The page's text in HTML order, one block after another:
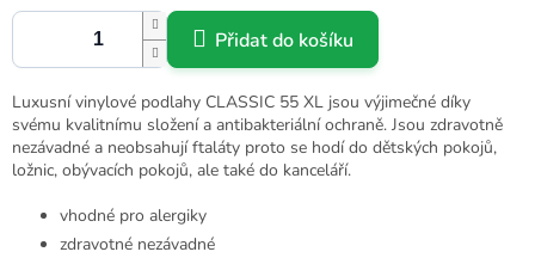
Přidat do košíku
Luxusní vinylové podlahy CLASSIC 55 XL jsou výjimečné díky
svému kvalitnímu složení a antibakteriální ochraně. Jsou zdravotně
nezávadné a neobsahují ftaláty proto se hodí do dětských pokojů,
ložnic, obývacích pokojů, ale také do kanceláří.
vhodné pro alergiky
zdravotné nezávadné